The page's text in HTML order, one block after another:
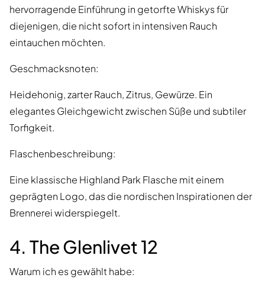
hervorragende Einführung in getorfte Whiskys für
diejenigen, die nicht sofort in intensiven Rauch
eintauchen möchten.
Geschmacksnoten:
Heidehonig, zarter Rauch, Zitrus, Gewürze. Ein
elegantes Gleichgewicht zwischen Süße und subtiler
Torfigkeit.
Flaschenbeschreibung:
Eine klassische Highland Park Flasche mit einem
geprägten Logo, das die nordischen Inspirationen der
Brennerei widerspiegelt.
4. The Glenlivet 12
Warum ich es gewählt habe: